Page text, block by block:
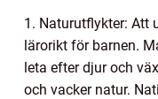
1. Naturutflykter: Att
lärorikt för barnen.
leta efter djur och
och vacker natur.